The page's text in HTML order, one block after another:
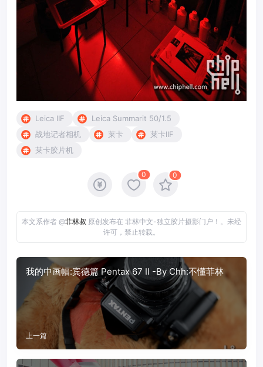
Leica IIF
Leica Summarit 50/1.5
战地记者相机
莱卡
莱卡IIF
莱卡胶片机
0 0
本文系作者 @菲林叔 原创发布在 菲林中文-独立胶片摄影门户！。未经
许可，禁止转载。
我的中画幅:宾德篇 Pentax 67 II -By Chh:不懂菲林
上一篇